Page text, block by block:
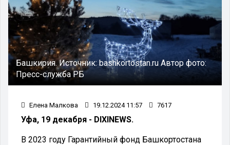
Башкирия.Источник:bashkortostan.ru Автор фото:
Пресс-служба РБ
Елена Малкова 19.12.2024 11:57 7617
Уфа, 19 декабря - DIXINEWS.
В 2023 году Гарантийный фонд Башкортостана